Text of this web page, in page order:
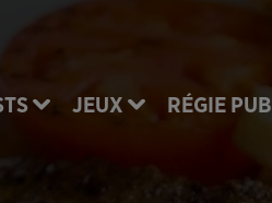
JEUX RÉGIE PUB